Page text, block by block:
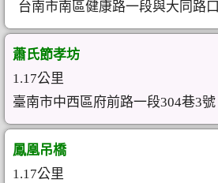
台南市南區健康路一段與大同路口
蕭氏節孝坊
1.17公里
臺南市中西區府前路一段304巷3號
鳳凰吊橋
1.17公里